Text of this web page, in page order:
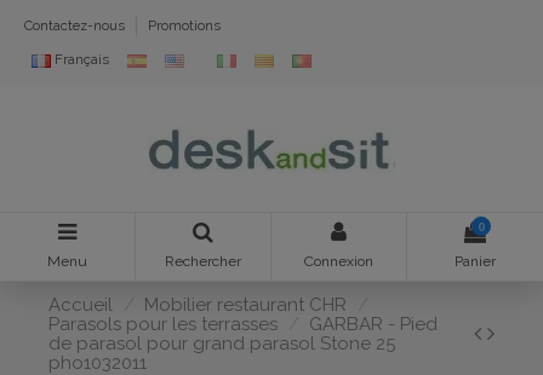
Contactez-nous Promotions
Français
Menu Rechercher Connexion
0
Panier
Accueil
Mobilier restaurant CHR
Parasols pour les terrasses
GARBAR - Pied
de parasol pour grand parasol Stone 25
pho1032011